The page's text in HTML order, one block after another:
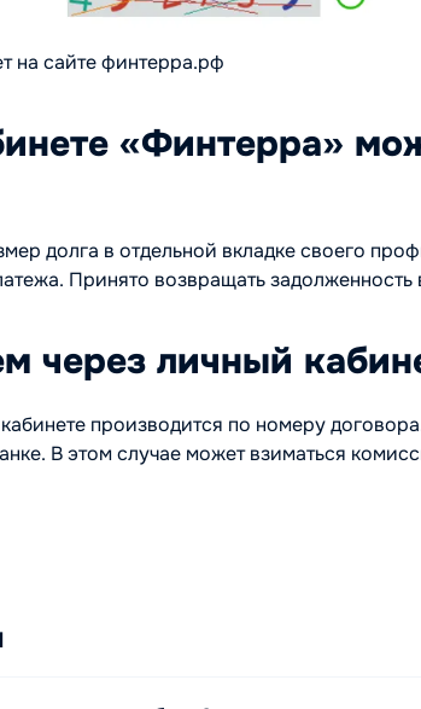
на сайте финтерра.рф
«Финтерра»
долга в отдельной вкладке своего
Принято возвращать задолженность
через личный
производится по номеру
В этом случае может взиматься